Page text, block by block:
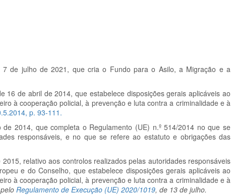
de julho de 2021, que cria o Fundo para o Asilo, a Migração e a
16 de abril de 2014, que estabelece disposições gerais aplicáveis ao
à cooperação policial, à prevenção e luta contra a criminalidade e à
p. 93-111.
2014, que completa o Regulamento (UE) n.º514/2014 no que se
responsáveis, e no que se refere ao estatuto e obrigações das
relativo aos controlos realizados pelas autoridades responsáveis
e do Conselho, que estabelece disposições gerais aplicáveis ao
à cooperação policial, à prevenção e luta contra a criminalidade e à
Regulamento de Execução (UE) 2020/1019, de 13 de julho.